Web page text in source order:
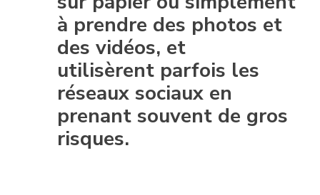
à prendre des photos et
des vidéos, et
utilisèrent parfois les
réseaux sociaux en
prenant souvent de gros
risques.